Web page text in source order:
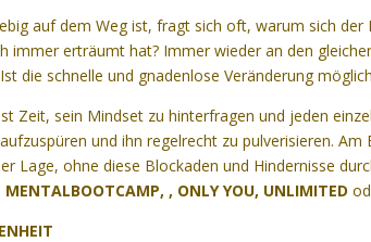
auf dem Weg ist, fragt sich oft, warum sich
immer erträumt hat? Immer wieder an den
die schnelle und gnadenlose Veränderung
Zeit, sein Mindset zu hinterfragen und jeden
und ihn regelrecht zu pulverisieren.
Lage, ohne diese Blockaden und Hindernisse
MENTALBOOTCAMP, , ONLY YOU, UNLIMITED